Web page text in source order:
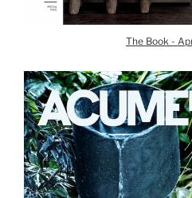
The Book -